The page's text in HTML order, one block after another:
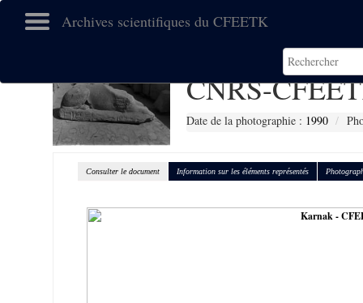
Archives scientifiques du CFEETK
CNRS-
Date de la photographie : 1990
Consulter le document Information sur les éléments représentés